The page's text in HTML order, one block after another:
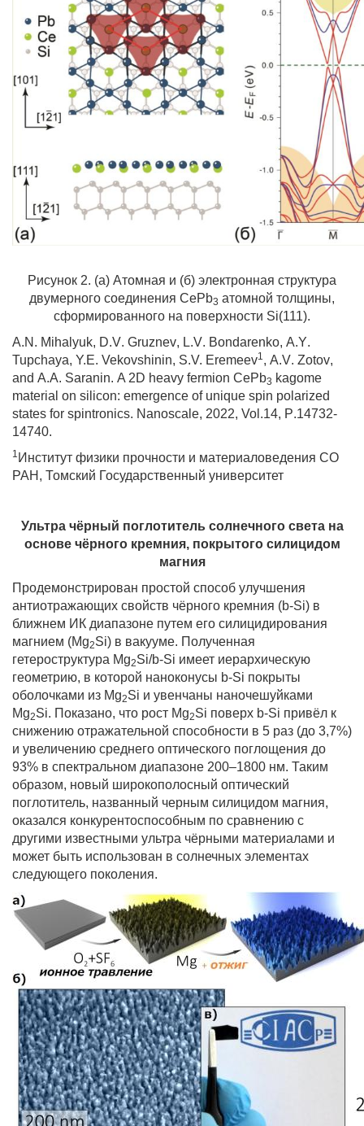
Рисунок 2. (а) Атомная и (б) электронная структура
двумерного соединения CePb3 атомной толщины,
сформированного на поверхности Si(111).
A.N . Mihalyuk, D.V. Gruznev, L.V. Bondarenko, A.Y.
Tupchaya, Y.E. Vekovshinin, S.V. Eremeev1, A.V. Zotov,
and A.A. Saranin. A 2D heavy fermion CePb3 kagome
material on silicon: emergence of unique spin polarized
states for spintronics. Nanoscale, 2022, Vol .14, P.14732-
14740.
1 Институт физики прочности и материаловедения СО
РАН, Томский Государственный университет
Ультра чёрный поглотитель солнечного света на
основе чёрного кремния, покрытого силицидом
магния
Продемонстрирован простой способ улучшения
антиотражающих свойств чёрного кремния (b-Si) в
ближнем ИК диапазоне путем его силицидирования
магнием (Mg2Si) в вакууме. Полученная
гетероструктура Mg2Si/b-Si имеет иерархическую
геометрию, в которой наноконусы b-Si покрыты
оболочками из Mg2Si и увенчаны наночешуйками
Mg2Si. Показано, что рост Mg2Si поверх b-Si привёл к
снижению отражательной способности в 5 раз (до 3,7%)
и увеличению среднего оптического поглощения до
93% в спектральном диапазоне 200–1800 нм. Таким
образом, новый широкополосный оптический
поглотитель, названный черным силицидом магния,
оказался конкурентоспособным по сравнению с
другими известными ультра чёрными материалами и
может быть использован в солнечных элементах
следующего поколения.